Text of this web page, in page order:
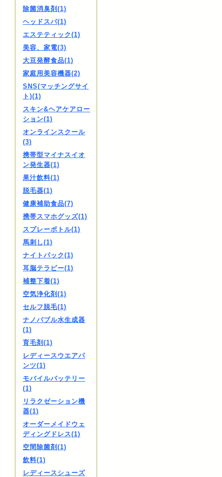
除菌消臭剤(1)
ヘッドスパ(1)
エステティック(1)
美容、家電(3)
大豆発酵食品(1)
家庭用美容機器(2)
SNS(マッチングサイ
ト)(1)
スキン&ヘアケアロー
ション(1)
オンラインスクール
(3)
携帯型マイナスイオ
ン発生器(1)
果汁飲料(1)
脱毛器(1)
健康補助食品(7)
携帯スマホグッズ(1)
スプレーボトル(1)
馬刺し(1)
ナイトパック(1)
耳脳テラピー(1)
補整下着(1)
空気浄化剤(1)
セルフ脱毛(1)
ナノバブル水生成器
(1)
育毛剤(1)
レディースウエアパ
ンツ(1)
モバイルバッテリー
(1)
リラクゼーション機
器(1)
オーダーメイドウェ
ディングドレス(1)
空間除菌剤(1)
飲料(1)
レディースシューズ